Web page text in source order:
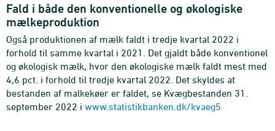
Fald i både den konventionelle og økologiske
mælkeproduktion
Også produktionen af mælk faldt i tredje kvartal 2022 i
forhold til samme kvartal i 2021. Det gjaldt både konventionel
og økologisk mælk, hvor den økologiske mælk faldt mest med
4,6 pct. i forhold til tredje kvartal 2022. Det skyldes at
bestanden af malkekøer er faldet, se Kvægbestanden 31.
september 2022 i www.statistikbanken.dk/kvaeg5